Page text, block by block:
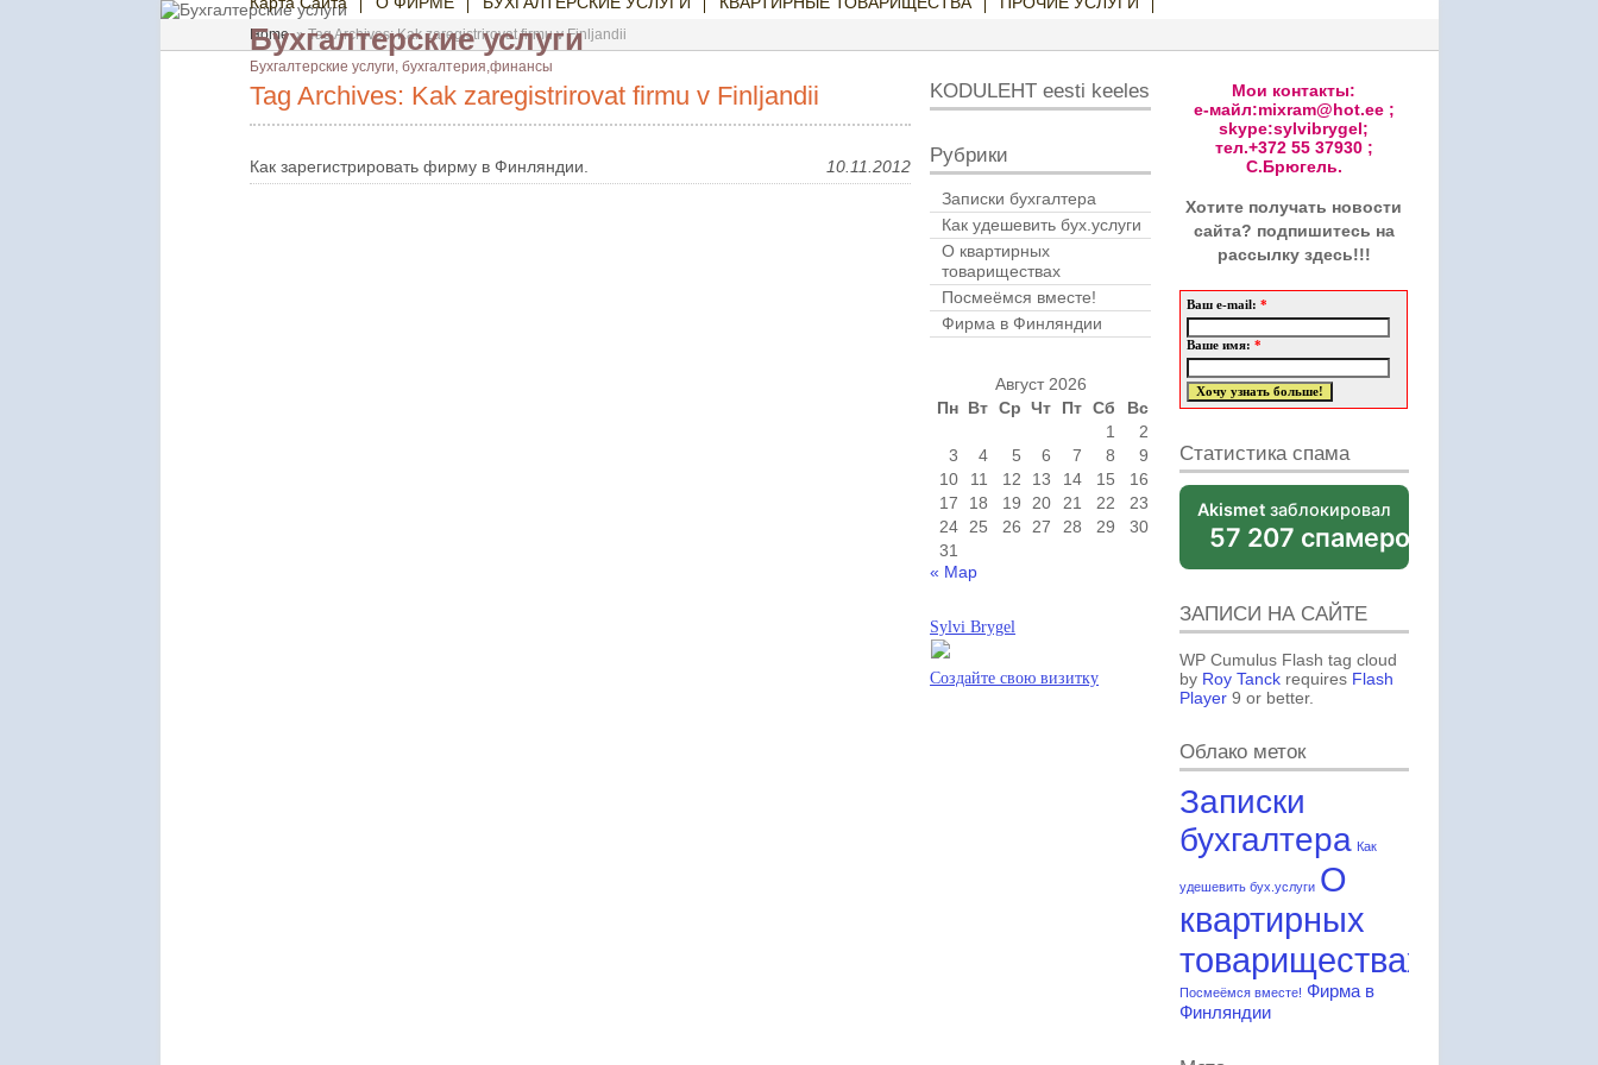
Бухгалтерские услуги
Бухгалтерские услуги, бухгалтерия,финансы
Home » Tag Archives: Kak zaregistrirovat firmu v Finljandii
Tag Archives: Kak zaregistrirovat firmu v Finljandii
Как зарегистрировать фирму в Финляндии. 10.11.2012
KODULEHT eesti keeles
Рубрики
Записки бухгалтера
Как удешевить бух.услуги
О квартирных
товариществах
Посмеёмся вместе!
Фирма в Финляндии
Август 2026
Пн Вт Ср Чт Пт Сб
Вс
1
2
3
4 5 6 7 8
9
10
11 12 13 14 15
16
17
18 19 20 21 22
23
24
25 26 27 28 29
30
31
« Мар
Sylvi Brygel
Создайте свою визитку
Мои контакты:
е-майл:mixram@hot.ee ;
skype:sylvibrygel;
тел.+372 55 37930 ;
С.Брюгель.
Хотите получать новости
сайта? подпишитесь на
рассылку здесь!!!
Ваш e-mail: *
Ваше имя: *
Статистика спама
Akismetзаблокировал
57 207 спамеров
ЗАПИСИ НА САЙТЕ
WP Cumulus Flash tag cloud
by Roy Tanckrequires Flash
Player9 or better.
Облако меток
Записки
бухгалтера Как
удешевить бух.услуги О
квартирных
товариществах
Посмеёмся вместе! Фирма в
Финляндии